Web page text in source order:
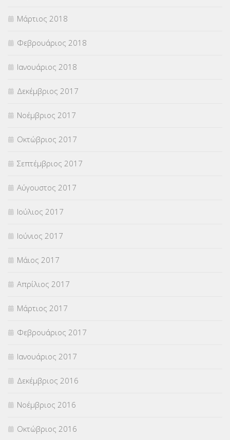
Μάρτιος 2018
Φεβρουάριος 2018
Ιανουάριος 2018
Δεκέμβριος 2017
Νοέμβριος 2017
Οκτώβριος 2017
Σεπτέμβριος 2017
Αύγουστος 2017
Ιούλιος 2017
Ιούνιος 2017
Μάιος 2017
Απρίλιος 2017
Μάρτιος 2017
Φεβρουάριος 2017
Ιανουάριος 2017
Δεκέμβριος 2016
Νοέμβριος 2016
Οκτώβριος 2016